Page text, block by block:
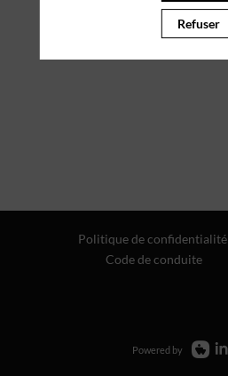
Politique de confidentialité
Code de conduite
Powered by
Refuser